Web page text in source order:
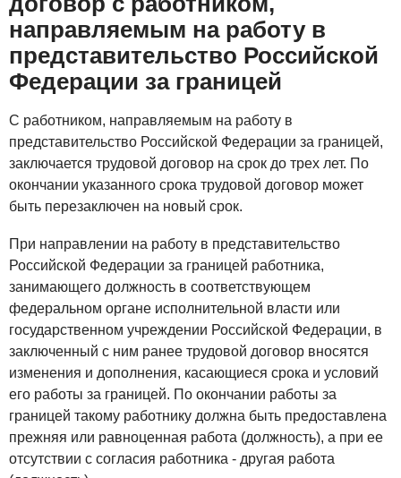
направляемым на работу в
представительство Российской
Федерации за границей
С работником, направляемым на работу в
представительство Российской Федерации за границей,
заключается трудовой договор на срок до трех лет. По
окончании указанного срока трудовой договор может
быть перезаключен на новый срок.
При направлении на работу в представительство
Российской Федерации за границей работника,
занимающего должность в соответствующем
федеральном органе исполнительной власти или
государственном учреждении Российской Федерации, в
заключенный с ним ранее трудовой договор вносятся
изменения и дополнения, касающиеся срока и условий
его работы за границей. По окончании работы за
границей такому работнику должна быть предоставлена
прежняя или равноценная работа (должность), а при ее
отсутствии с согласия работника - другая работа